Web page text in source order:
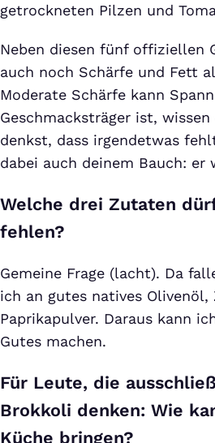
getrockneten Pilzen und
Neben diesen fünf offiziellen
auch noch Schärfe und Fett
Moderate Schärfe kann
Geschmacksträger ist,
denkst, dass irgendetwas
dabei auch deinem Bauch:
Welche drei Zutaten
fehlen?
Gemeine Frage (lacht). Da
ich an gutes natives
Paprikapulver. Daraus kann
Gutes machen.
Für Leute, die
Brokkoli denken: Wie
Küche bringen?